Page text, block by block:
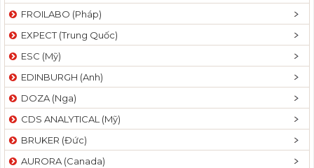
FROILABO (Pháp)
EXPECT (Trung Quốc)
ESC (Mỹ)
EDINBURGH (Anh)
DOZA (Nga)
CDS ANALYTICAL (Mỹ)
BRUKER (Đức)
AURORA (Canada)